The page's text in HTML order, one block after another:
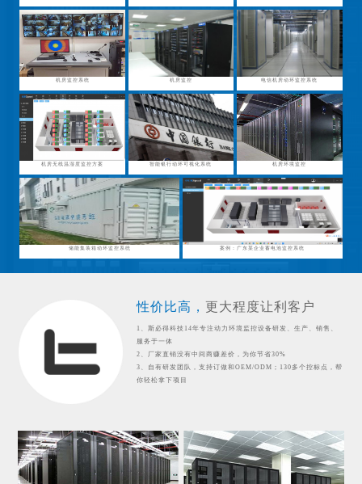
机房监控系统 机房监控 电信机房动环监控系统
机房无线温湿度监控方案 智能银行动环可视化系统 机房环境监控
储能集装箱动环监控系统 案例：广东某企业蓄电池监控系统
性价比高， 更大程度让利客户
1、斯必得科技14年专注动力环境监控设备研发、生产、销售、
服务于一体
2、厂家直销没有中间商赚差价，为你节省30%
3、自有研发团队，支持订做和OEM/ODM；130多个控标点，帮
你轻松拿下项目